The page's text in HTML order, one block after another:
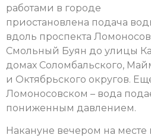
работами в городе
приостановлена подача
вдоль проспекта
Смольный Буян до улицы
домах Соломбальского,
и Октябрьского округов.
Ломоносовском – вода
пониженным давлением.
Накануне вечером на